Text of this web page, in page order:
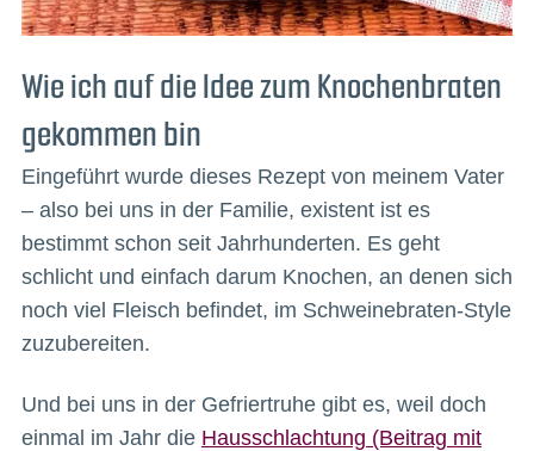
Wie ich auf die Idee zum Knochenbraten
gekommen bin
Eingeführt wurde dieses Rezept von meinem Vater
– also bei uns in der Familie, existent ist es
bestimmt schon seit Jahrhunderten. Es geht
schlicht und einfach darum Knochen, an denen sich
noch viel Fleisch befindet, im Schweinebraten-Style
zuzubereiten.
Und bei uns in der Gefriertruhe gibt es, weil doch
einmal im Jahr die Hausschlachtung (Beitrag mit